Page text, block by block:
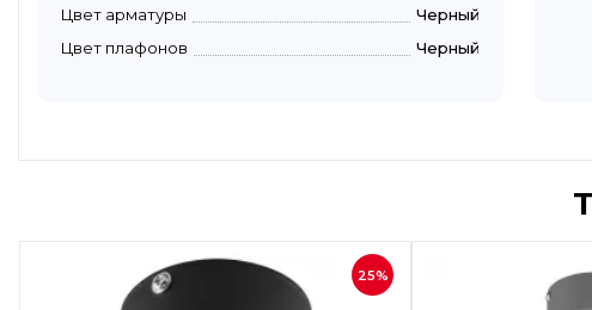
Цвет арматуры
Черный
Цвет плафонов
Черный
25%